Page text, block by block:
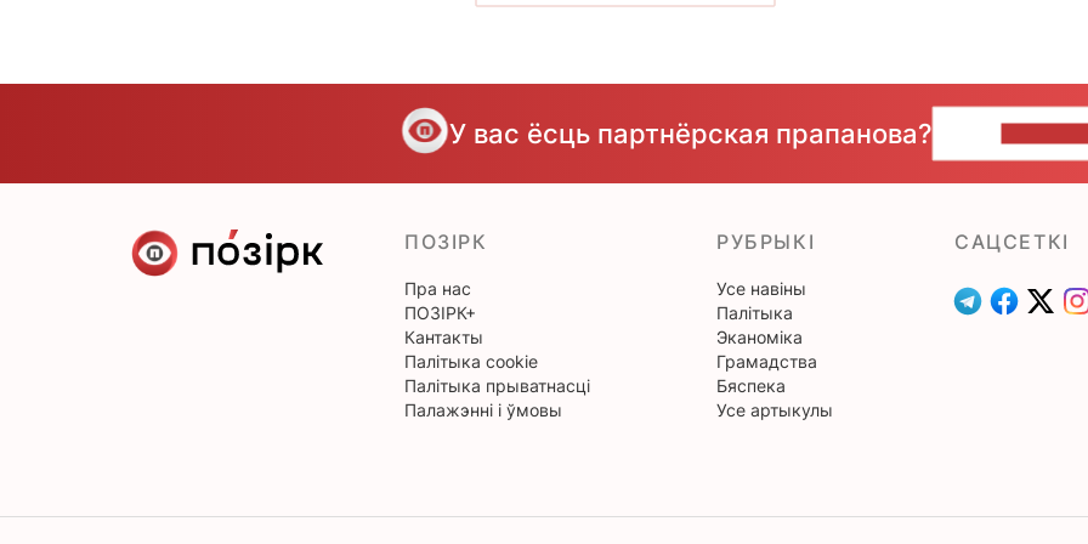
У вас ёсць партнёрская прапанова?
ПОЗІРК
Пра нас
ПОЗІРК+
Кантакты
Палітыка cookie
Палітыка прыватнасці
Палажэнні і ўмовы
РУБРЫКІ
Усе навіны
Палітыка
Эканоміка
Грамадства
Бяспека
Усе артыкулы
САЦСЕТКІ